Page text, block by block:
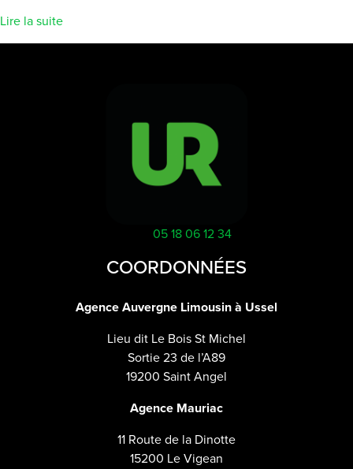
Lire la suite
05 18 06 12 34
COORDONNÉES
Agence Auvergne Limousin à Ussel
Lieu dit Le Bois St Michel
Sortie 23 de l’A89
19200 Saint Angel
Agence Mauriac
11 Route de la Dinotte
15200 Le Vigean